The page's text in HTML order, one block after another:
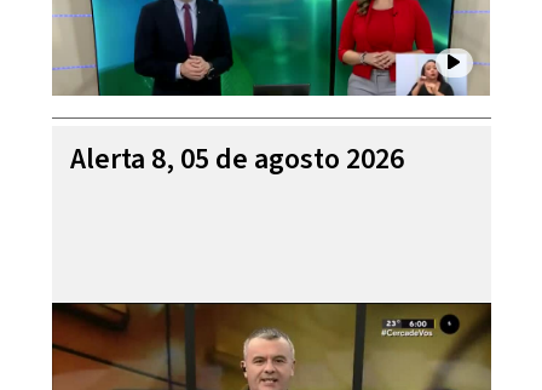
Alerta 8, 05 de agosto 2026